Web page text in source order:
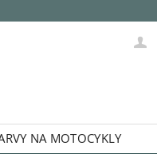
NA MOTOCYKLY